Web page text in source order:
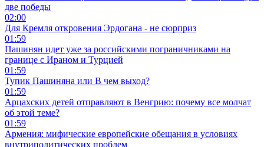
две победы
02:00
Для Кремля откровения Эрдогана - не сюрприз
01:59
Пашинян идет уже за российскими пограничниками на
границе с Ираном и Турцией
01:59
Тупик Пашиняна или В чем выход?
01:59
Арцахских детей отправляют в Венгрию: почему все молчат
об этой теме?
01:59
Армения: мифические европейские обещания в условиях
внутриполитических проблем